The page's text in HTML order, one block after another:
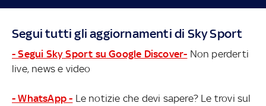
Segui tutti gli aggiornamenti di Sky Sport
- Segui Sky Sport su Google Discover- Non perderti
live, news e video
- WhatsApp - Le notizie che devi sapere? Le trovi sul